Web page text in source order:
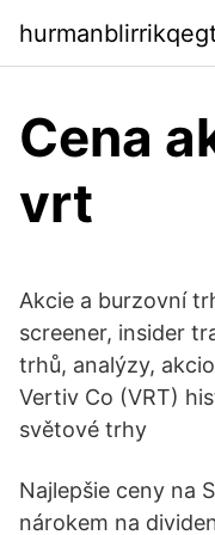
Cena
vrt
Akcie a burzovní
screener, insider
trhů, analýzy,
Vertiv Co (VRT)
světové trhy
Najlepšie ceny na
nárokem na